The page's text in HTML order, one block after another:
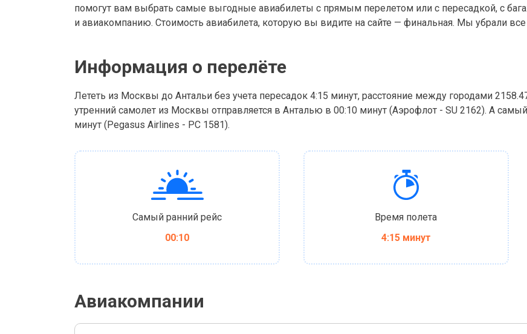
помогут вам выбрать самые выгодные авиабилеты с прямым перелетом или с пересадкой, с
и авиакомпанию. Стоимость авиабилета, которую вы видите на сайте — финальная. Мы убрали все
Информация о перелёте
Лететь из Москвы до Антальи без учета пересадок 4:15 минут, расстояние между городами
утренний самолет из Москвы отправляется в Анталью в 00:10 минут (Аэрофлот - SU 2162). А
минут (Pegasus Airlines - PC 1581).
Самый ранний рейс
00:10
Время полета
4:15 минут
Авиакомпании